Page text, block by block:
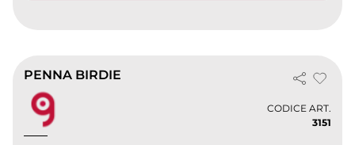
PENNA BIRDIE
CODICE ART.
3151